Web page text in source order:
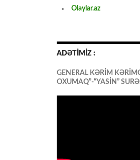
Olaylar.az
ADƏTİMİZ :
GENERAL KƏRİM
OXUMAQ”-“YASİN”